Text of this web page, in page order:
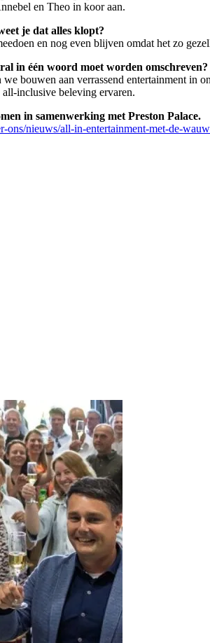
en Theo in koor aan.
je dat alles klopt?
en nog even blijven omdat het zo
in één woord moet worden omschreven?
bouwen aan verrassend entertainment in
inclusive beleving ervaren.
in samenwerking met Preston Palace.
ons/nieuws/all-in-entertainment-met-de-